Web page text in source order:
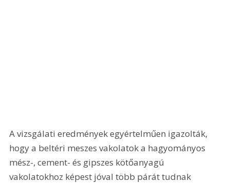
A vizsgálati eredmények egyértelműen igazolták,
hogy a beltéri meszes vakolatok a hagyományos
mész-, cement- és gipszes kötőanyagú
vakolatokhoz képest jóval több párát tudnak